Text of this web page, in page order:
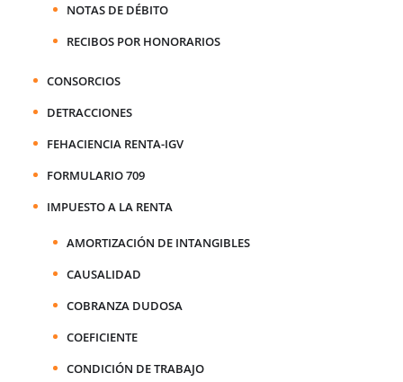
NOTAS DE DÉBITO
RECIBOS POR HONORARIOS
CONSORCIOS
DETRACCIONES
FEHACIENCIA RENTA-IGV
FORMULARIO 709
IMPUESTO A LA RENTA
AMORTIZACIÓN DE INTANGIBLES
CAUSALIDAD
COBRANZA DUDOSA
COEFICIENTE
CONDICIÓN DE TRABAJO